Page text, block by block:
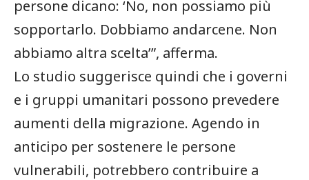
persone dicano: ‘No, non possiamo ⁤più
sopportarlo. Dobbiamo andarcene. Non
abbiamo altra⁢ scelta’”, ​afferma.
Lo studio suggerisce quindi ‍che i governi
e i ⁢gruppi umanitari possono prevedere
aumenti della migrazione. Agendo in
anticipo per ⁢sostenere le persone
vulnerabili, potrebbero contribuire a